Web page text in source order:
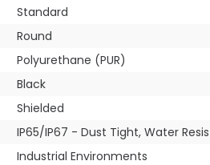
Standard
Round
Polyurethane (PUR)
Black
Shielded
IP65/IP67 - Dust Tight, Water
Industrial Environments